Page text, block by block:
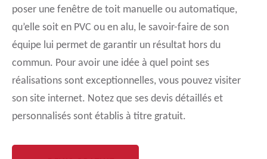
poser une fenêtre de toit manuelle ou automatique,
qu’elle soit en PVC ou en alu, le savoir-faire de son
équipe lui permet de garantir un résultat hors du
commun. Pour avoir une idée à quel point ses
réalisations sont exceptionnelles, vous pouvez visiter
son site internet. Notez que ses devis détaillés et
personnalisés sont établis à titre gratuit.